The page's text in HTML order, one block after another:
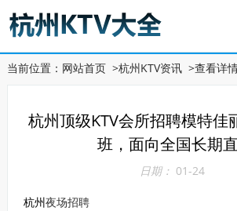
当前位置： 网站首页>杭州KTV资讯>查看详
杭州顶级KTV会所招聘模特佳
班，面向全国长期
日期： 01-24
杭州夜场招聘